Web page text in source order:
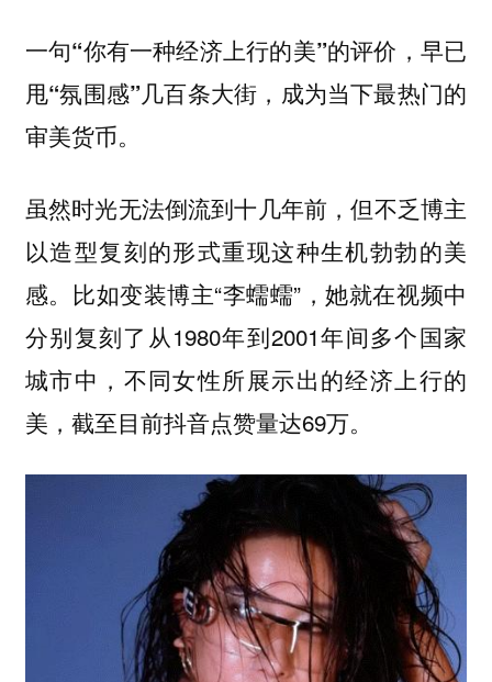
一句“你有一种经济上行的美”的评价，早已
甩“氛围感”几百条大街，成为当下最热门的
审美货币。
虽然时光无法倒流到十几年前，但不乏博主
以造型复刻的形式重现这种生机勃勃的美
感。比如变装博主“李蠕蠕”，她就在视频中
分别复刻了从1980年到2001年间多个国家
城市中，不同女性所展示出的经济上行的
美，截至目前抖音点赞量达69万。